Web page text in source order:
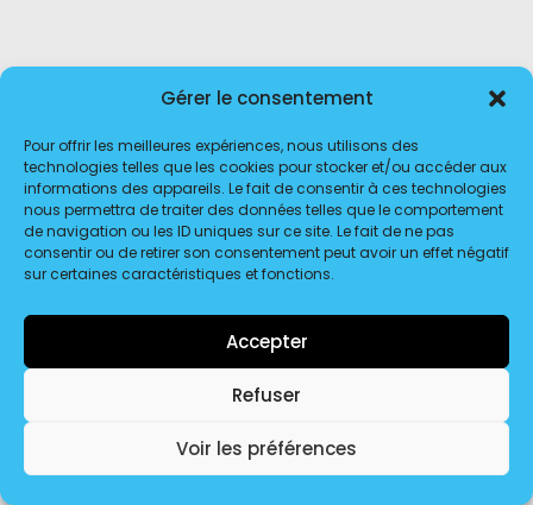
Gérer le consentement
Pour offrir les meilleures expériences, nous utilisons des
technologies telles que les cookies pour stocker et/ou accéder aux
informations des appareils. Le fait de consentir à ces technologies
nous permettra de traiter des données telles que le comportement
de navigation ou les ID uniques sur ce site. Le fait de ne pas
consentir ou de retirer son consentement peut avoir un effet négatif
sur certaines caractéristiques et fonctions.
Accepter
Refuser
Voir les préférences